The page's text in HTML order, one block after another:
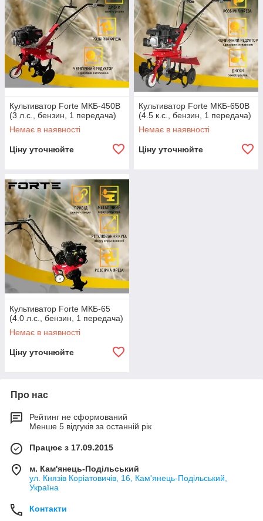
Культиватор Forte МКБ-450В
(3 л.с., бензин, 1 передача)
Немає в наявності
Ціну уточнюйте
Культиватор Forte МКБ-650В
(4.5 к.с., бензин, 1 передача)
Немає в наявності
Ціну уточнюйте
Культиватор Forte МКБ-65
(4.0 л.с., бензин, 1 передача)
Немає в наявності
Ціну уточнюйте
Про нас
Рейтинг не сформований
Менше 5 відгуків за останній рік
Працює з 17.09.2015
м. Кам'янець-Подільський
ул. Князів Коріатовичів, 16, Кам'янець-Подільський,
Україна
Контакти